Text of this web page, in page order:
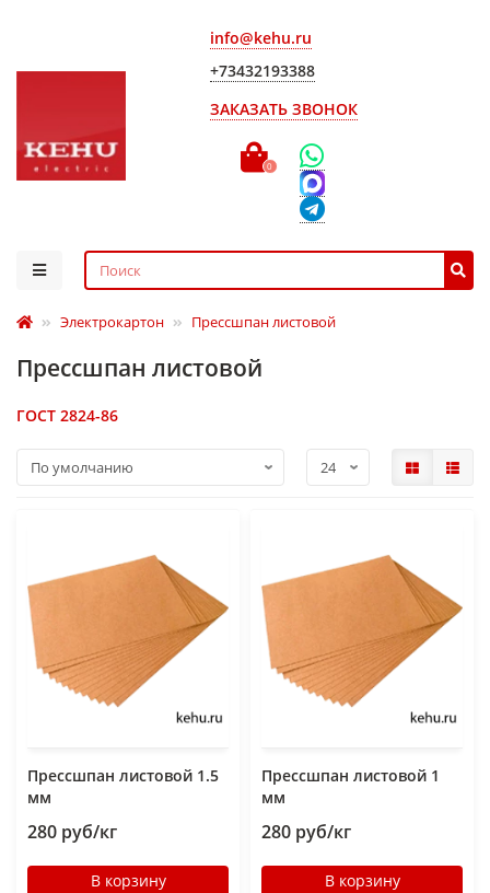
info@kehu.ru
+73432193388
ЗАКАЗАТЬ ЗВОНОК
0
Электрокартон Прессшпан листовой
Прессшпан листовой
ГОСТ 2824-86
Прессшпан листовой 1.5
мм
280 руб/кг
В корзину
Прессшпан листовой 1
мм
280 руб/кг
В корзину